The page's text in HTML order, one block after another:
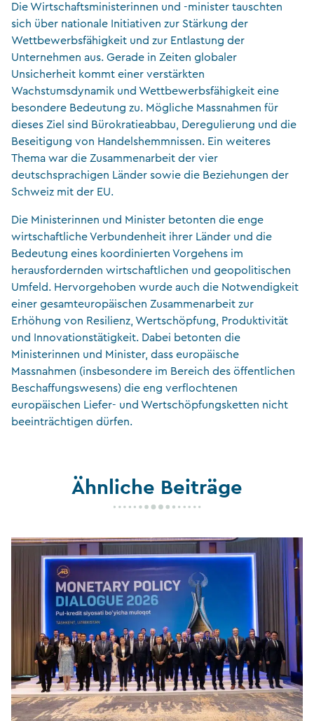
Die Wirtschaftsministerinnen und -minister tauschten
sich über nationale Initiativen zur Stärkung der
Wettbewerbsfähigkeit und zur Entlastung der
Unternehmen aus. Gerade in Zeiten globaler
Unsicherheit kommt einer verstärkten
Wachstumsdynamik und Wettbewerbsfähigkeit eine
besondere Bedeutung zu. Mögliche Massnahmen für
dieses Ziel sind Bürokratieabbau, Deregulierung und die
Beseitigung von Handelshemmnissen. Ein weiteres
Thema war die Zusammenarbeit der vier
deutschsprachigen Länder sowie die Beziehungen der
Schweiz mit der EU.
Die Ministerinnen und Minister betonten die enge
wirtschaftliche Verbundenheit ihrer Länder und die
Bedeutung eines koordinierten Vorgehens im
herausfordernden wirtschaftlichen und geopolitischen
Umfeld. Hervorgehoben wurde auch die Notwendigkeit
einer gesamteuropäischen Zusammenarbeit zur
Erhöhung von Resilienz, Wertschöpfung, Produktivität
und Innovationstätigkeit. Dabei betonten die
Ministerinnen und Minister, dass europäische
Massnahmen (insbesondere im Bereich des öffentlichen
Beschaffungswesens) die eng verflochtenen
europäischen Liefer- und Wertschöpfungsketten nicht
beeinträchtigen dürfen.
Ähnliche Beiträge